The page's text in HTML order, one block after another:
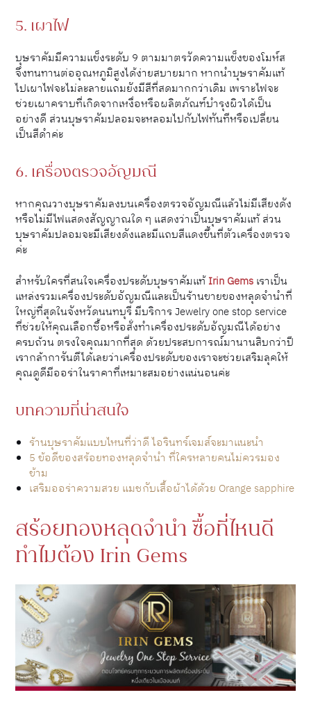
5. เผาไฟ
บุษราคัมมีความแข็งระดับ 9 ตามมาตรวัดความแข็งของโมห์ส
จึงทนทานต่ออุณหภูมิสูงได้ง่ายสบายมาก หากนำบุษราคัมแท้
ไปเผาไฟจะไม่ละลายแถมยังมีสีที่สดมากกว่าเดิม เพราะไฟจะ
ช่วยเผาคราบที่เกิดจากเหงื่อหรือผลิตภัณฑ์บำรุงผิวได้เป็น
อย่างดี ส่วนบุษราคัมปลอมจะหลอมไปกับไฟทันทีหรือเปลี่ยน
เป็นสีดำค่ะ
6. เครื่องตรวจอัญมณี
หากคุณวางบุษราคัมลงบนเครื่องตรวจอัญมณีแล้วไม่มีเสียงดัง
หรือไม่มีไฟแสดงสัญญาณใด ๆ แสดงว่าเป็นบุษราคัมแท้ ส่วน
บุษราคัมปลอมจะมีเสียงดังและมีแถบสีแดงขึ้นที่ตัวเครื่องตรวจ
ค่ะ
สำหรับใครที่สนใจเครื่องประดับบุษราคัมแท้Irin Gems เราเป็น
แหล่งรวมเครื่องประดับอัญมณีและเป็นร้านขายของหลุดจำนำที่
ใหญ่ที่สุดในจังหวัดนนทบุรี มีบริการ Jewelry one stop service
ที่ช่วยให้คุณเลือกซื้อหรือสั่งทำเครื่องประดับอัญมณีได้อย่าง
ครบถ้วน ตรงใจคุณมากที่สุด ด้วยประสบการณ์มานานสิบกว่าปี
เรากล้าการันตีได้เลยว่าเครื่องประดับของเราจะช่วยเสริมลุคให้
คุณดูดีมีออร่าในราคาที่เหมาะสมอย่างแน่นอนค่ะ
บทความที่น่าสนใจ
ร้านบุษราคัมแบบไหนที่ว่าดี ไอรินทร์เจมส์จะมาแนะนำ
5 ข้อดีของสร้อยทองหลุดจำนำ ที่ใครหลายคนไม่ควรมอง
ข้าม
เสริมออร่าความสวย แมชกับเสื้อผ้าได้ด้วย Orange sapphire
สร้อยทองหลุดจำนำ ซื้อที่ไหนดี
ทำไมต้อง Irin Gems